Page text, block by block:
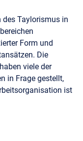
des Taylorismus in
Form und
Die
viele der
in Frage gestellt,
ist